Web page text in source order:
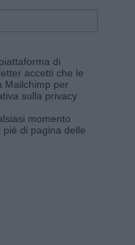
di
accetti che le
Mailchimp per
sulla privacy
momento
di pagina delle